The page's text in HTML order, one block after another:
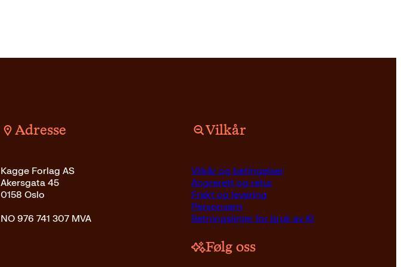
Pocket 249 kr Kjøp Innbundet399
Adresse
Kagge Forlag AS
Akersgata 45
0158 Oslo
NO 976 741 307 MVA
Vilkår
Vilkår og betingelser
Angrerett og retur
Frakt og levering
Personvern
Retningslinjer for bruk av KI
Følg oss